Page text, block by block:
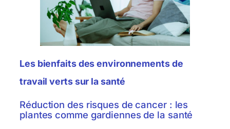
Les bienfaits des environnements de
travail verts sur la santé
Réduction des risques de cancer : les
plantes comme gardiennes de la santé